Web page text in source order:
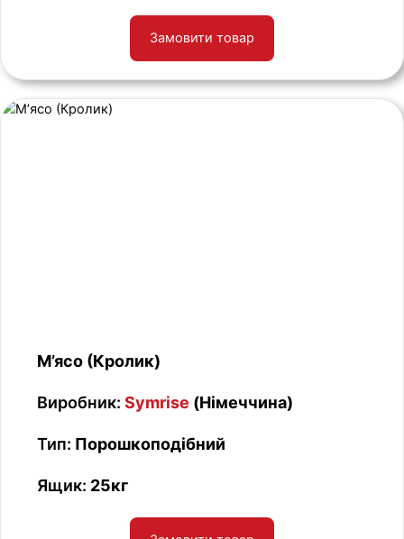
Замовити товар
М’ясо (Кролик)
Виробник: Symrise (Німеччина)
Тип: Порошкоподібний
Ящик: 25кг